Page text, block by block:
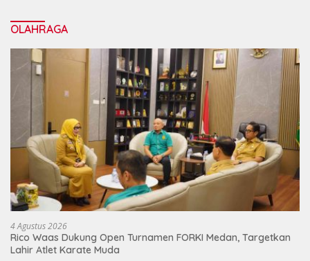
OLAHRAGA
4 Agustus 2026
Rico Waas Dukung Open Turnamen FORKI Medan, Targetkan
Lahir Atlet Karate Muda